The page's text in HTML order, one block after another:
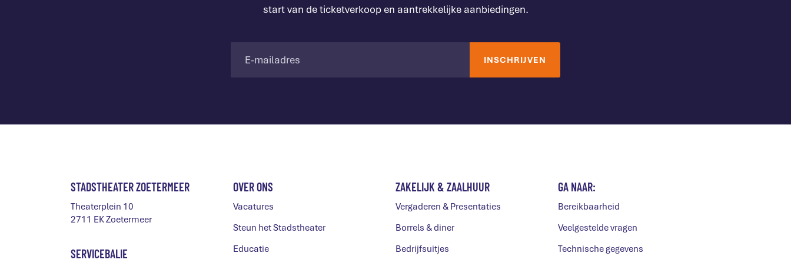
start van de ticketverkoop en aantrekkelijke aanbiedingen.
STADSTHEATER ZOETERMEER
Theaterplein 10
2711 EK Zoetermeer
SERVICEBALIE
OVER ONS
Vacatures
Steun het Stadstheater
Educatie
ZAKELIJK & ZAALHUUR
Vergaderen & Presentaties
Borrels & diner
Bedrijfsuitjes
GA NAAR:
Bereikbaarheid
Veelgestelde vragen
Technische gegevens